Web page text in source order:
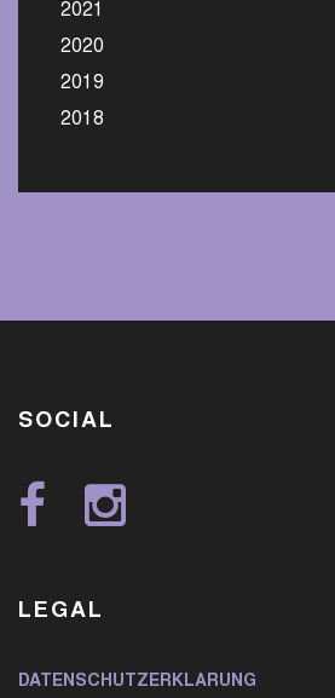
2021
2020
2019
2018
SOCIAL
LEGAL
DATENSCHUTZERKLÄRUNG